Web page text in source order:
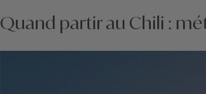
Quand partir au Chili :